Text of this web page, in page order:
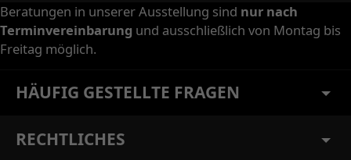
Beratungen in unserer Ausstellung sind nur nach
Terminvereinbarung und ausschließlich von Montag bis
Freitag möglich.
HÄUFIG GESTELLTE FRAGEN
RECHTLICHES